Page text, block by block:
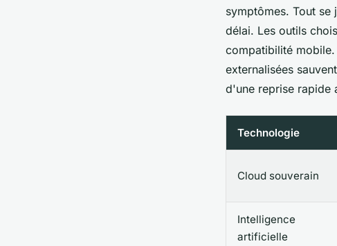
symptômes. Tout se
délai. Les outils
compatibilité
externalisées
d'une reprise rapide
Technologie
Cloud souverain
Intelligence
artificielle